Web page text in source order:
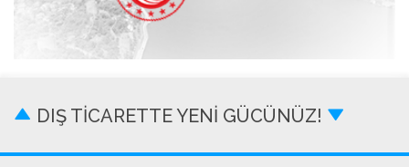
DIŞ TİCARETTE YENİ GÜCÜNÜZ!